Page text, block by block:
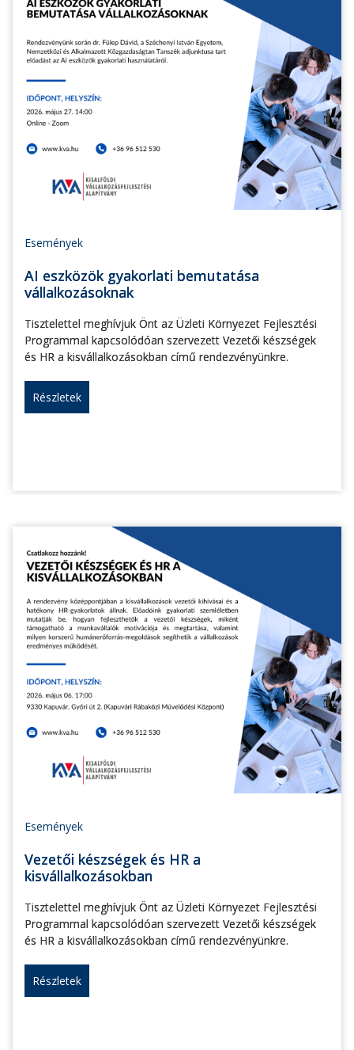
Események
AI eszközök gyakorlati bemutatása
vállalkozásoknak
Tisztelettel meghívjuk Önt az Üzleti Környezet Fejlesztési
Programmal kapcsolódóan szervezett Vezetői készségek
és HR a kisvállalkozásokban című rendezvényünkre.
Részletek
Események
Vezetői készségek és HR a
kisvállalkozásokban
Tisztelettel meghívjuk Önt az Üzleti Környezet Fejlesztési
Programmal kapcsolódóan szervezett Vezetői készségek
és HR a kisvállalkozásokban című rendezvényünkre.
Részletek